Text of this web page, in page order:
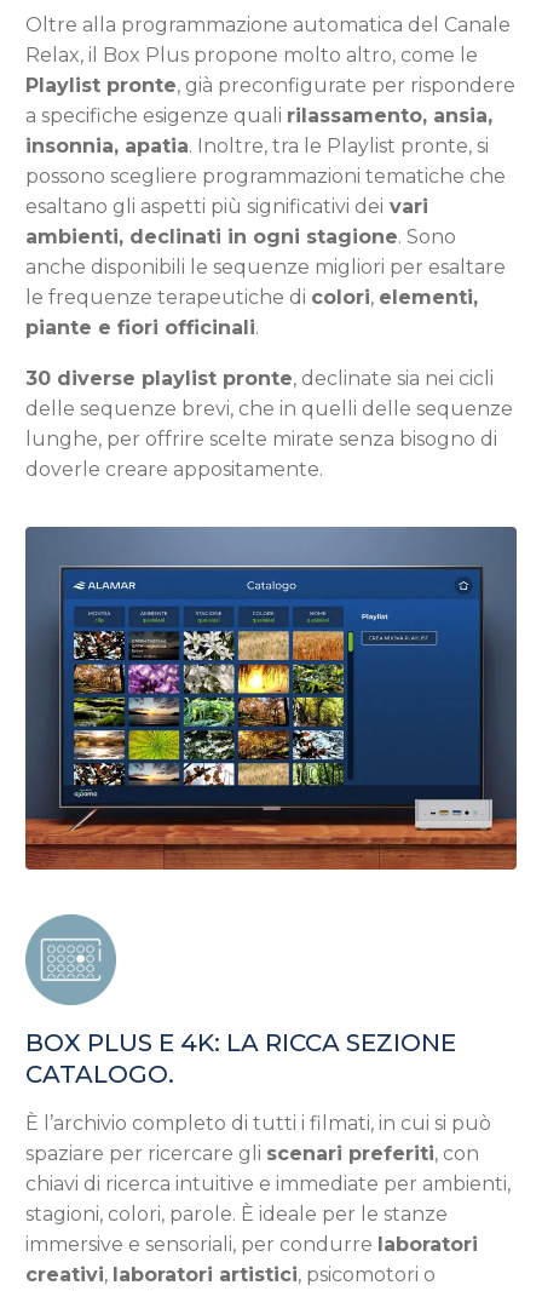
Oltre alla programmazione automatica del Canale
Relax, il Box Plus propone molto altro, come le
Playlist pronte, già preconfigurate per rispondere
a specifiche esigenze quali rilassamento, ansia,
insonnia, apatia. Inoltre, tra le Playlist pronte, si
possono scegliere programmazioni tematiche che
esaltano gli aspetti più significativi dei vari
ambienti, declinati in ogni stagione. Sono
anche disponibili le sequenze migliori per esaltare
le frequenze terapeutiche di colori, elementi,
piante e fiori officinali.
30 diverse playlist pronte, declinate sia nei cicli
delle sequenze brevi, che in quelli delle sequenze
lunghe, per offrire scelte mirate senza bisogno di
doverle creare appositamente.
BOX PLUS E 4K: LA RICCA SEZIONE
CATALOGO.
È l’archivio completo di tutti i filmati, in cui si può
spaziare per ricercare gli scenari preferiti, con
chiavi di ricerca intuitive e immediate per ambienti,
stagioni, colori, parole. È ideale per le stanze
immersive e sensoriali, per condurre laboratori
creativi, laboratori artistici, psicomotori o